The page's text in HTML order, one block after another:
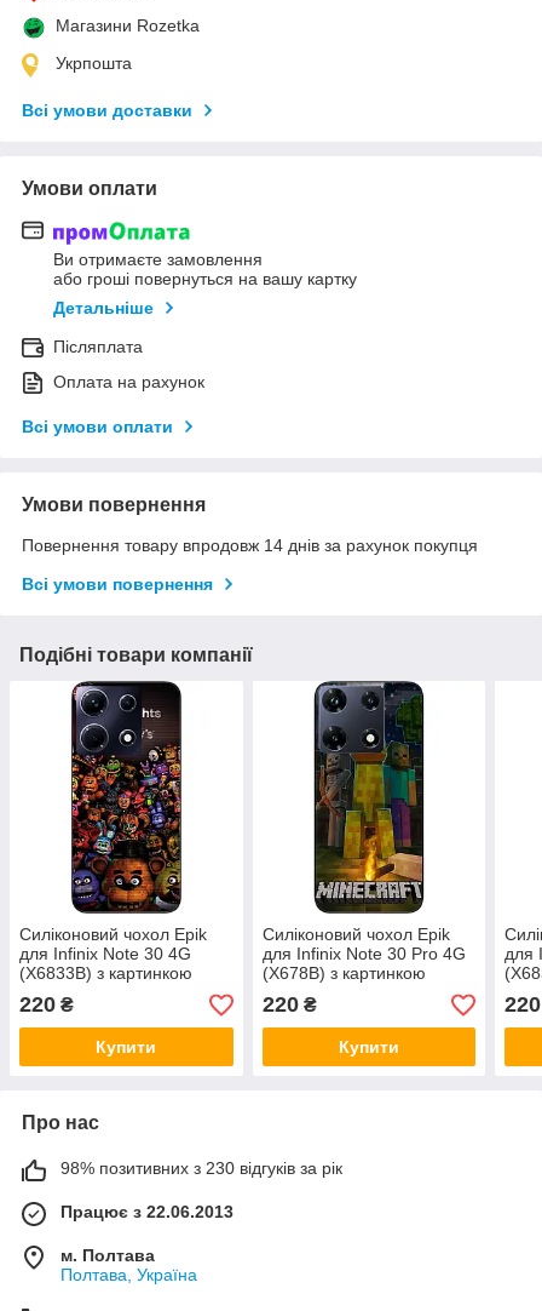
Магазини Rozetka
Укрпошта
Всі умови доставки
Умови оплати
Ви отримаєте замовлення
або гроші повернуться на вашу картку
Детальніше
Післяплата
Оплата на рахунок
Всі умови оплати
Умови повернення
Повернення товару впродовж 14 днів за рахунок покупця
Всі умови повернення
Подібні товари компанії
Силіконовий чохол Epik
для Infinix Note 30 4G
(X6833B) з картинкою
220 ₴
Купити
Силіконовий чохол Epik
для Infinix Note 30 Pro 4G
(X678B) з картинкою
Майнкрафт кріпер та друзі
220₴
Купити
для
220
Про нас
98% позитивних з 230 відгуків за рік
Працює з 22.06.2013
м. Полтава
Полтава, Україна